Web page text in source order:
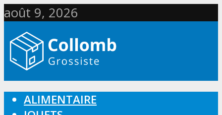
août 9, 2026
ALIMENTAIRE